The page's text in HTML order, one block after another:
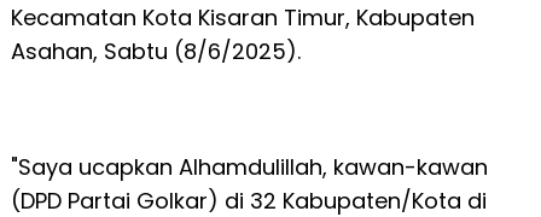
Kecamatan Kota Kisaran Timur, Kabupaten
Asahan, Sabtu (8/6/2025).
"Saya ucapkan Alhamdulillah, kawan-kawan
(DPD Partai Golkar) di 32 Kabupaten/Kota di